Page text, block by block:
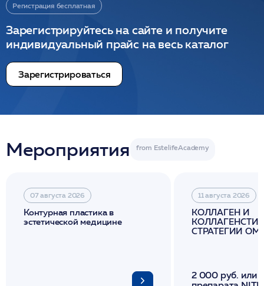
Регистрация бесплатная
Зарегистрируйтесь на сайте и получите
индивидуальный прайс на весь каталог
Зарегистрироваться
Мероприятия
07 августа 2026
Контурная пластика в
эстетической медицине
11 августа 2026
КОЛЛАГЕН И
СТРАТЕГИИ
2 000 руб. или